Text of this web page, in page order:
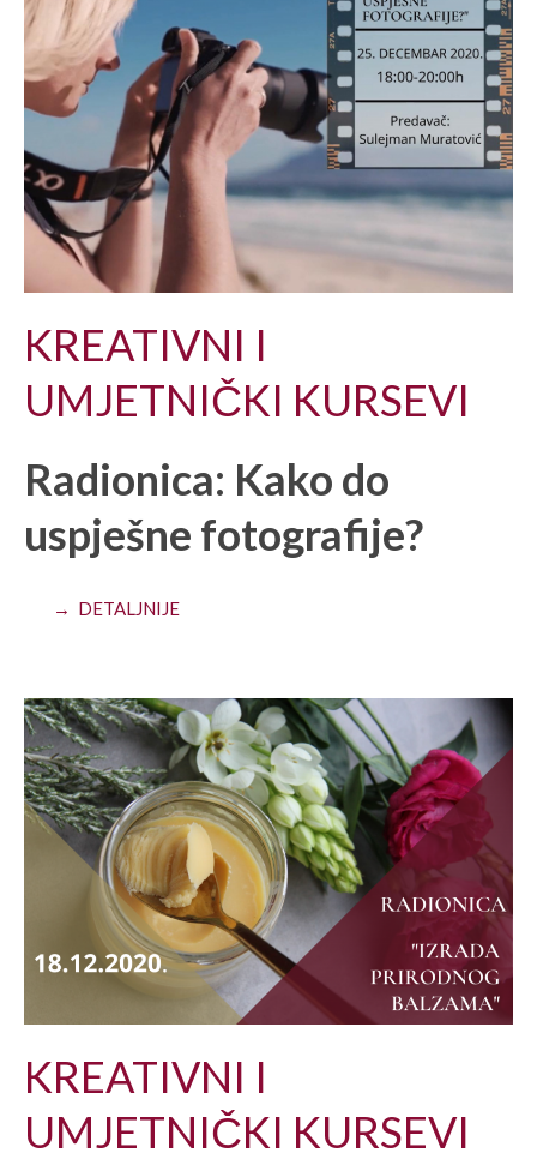
KREATIVNI I
UMJETNIČKI KURSEVI
Radionica: Kako do
uspješne fotografije?
→ DETALJNIJE
KREATIVNI I
UMJETNIČKI KURSEVI